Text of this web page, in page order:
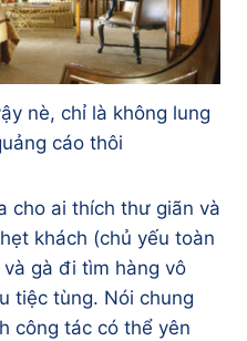
nè, chỉ là không lung
cáo thôi
cho ai thích thư giãn và
khách (chủ yếu toàn
gà đi tìm hàng vô
tiệc tùng. Nói chung
công tác có thể yên